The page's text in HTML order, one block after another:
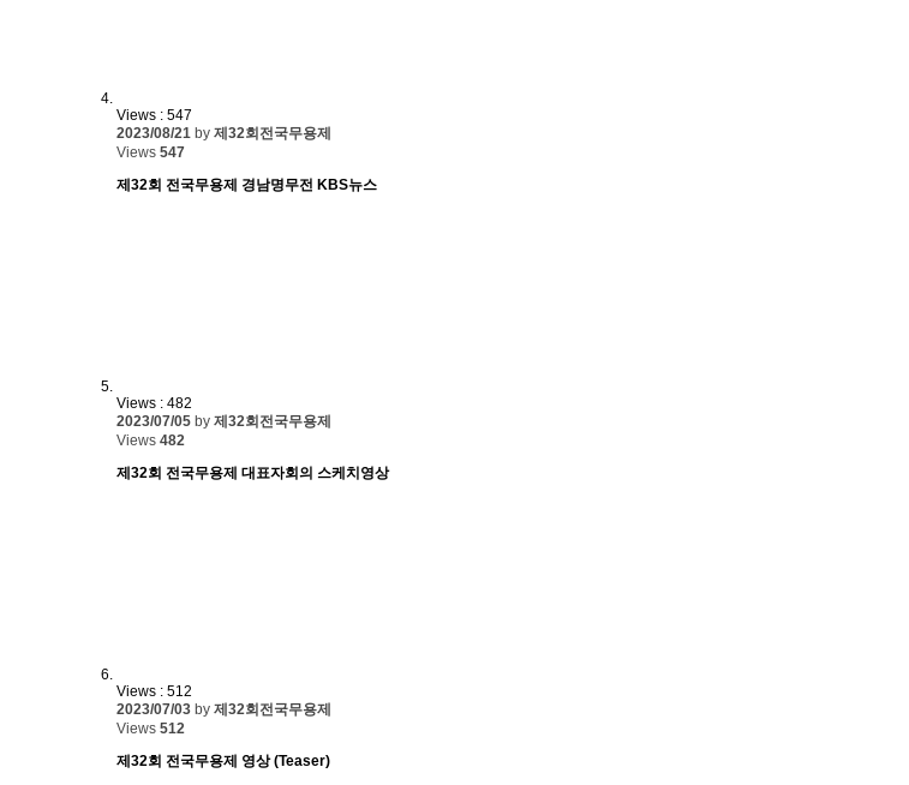
Views : 547
2023/08/21 by 제32회전국무용제
Views 547
제32회 전국무용제 경남명무전 KBS뉴스
Views : 482
2023/07/05 by 제32회전국무용제
Views 482
제32회 전국무용제 대표자회의 스케치영상
Views : 512
2023/07/03 by 제32회전국무용제
Views 512
제32회 전국무용제 영상 (Teaser)